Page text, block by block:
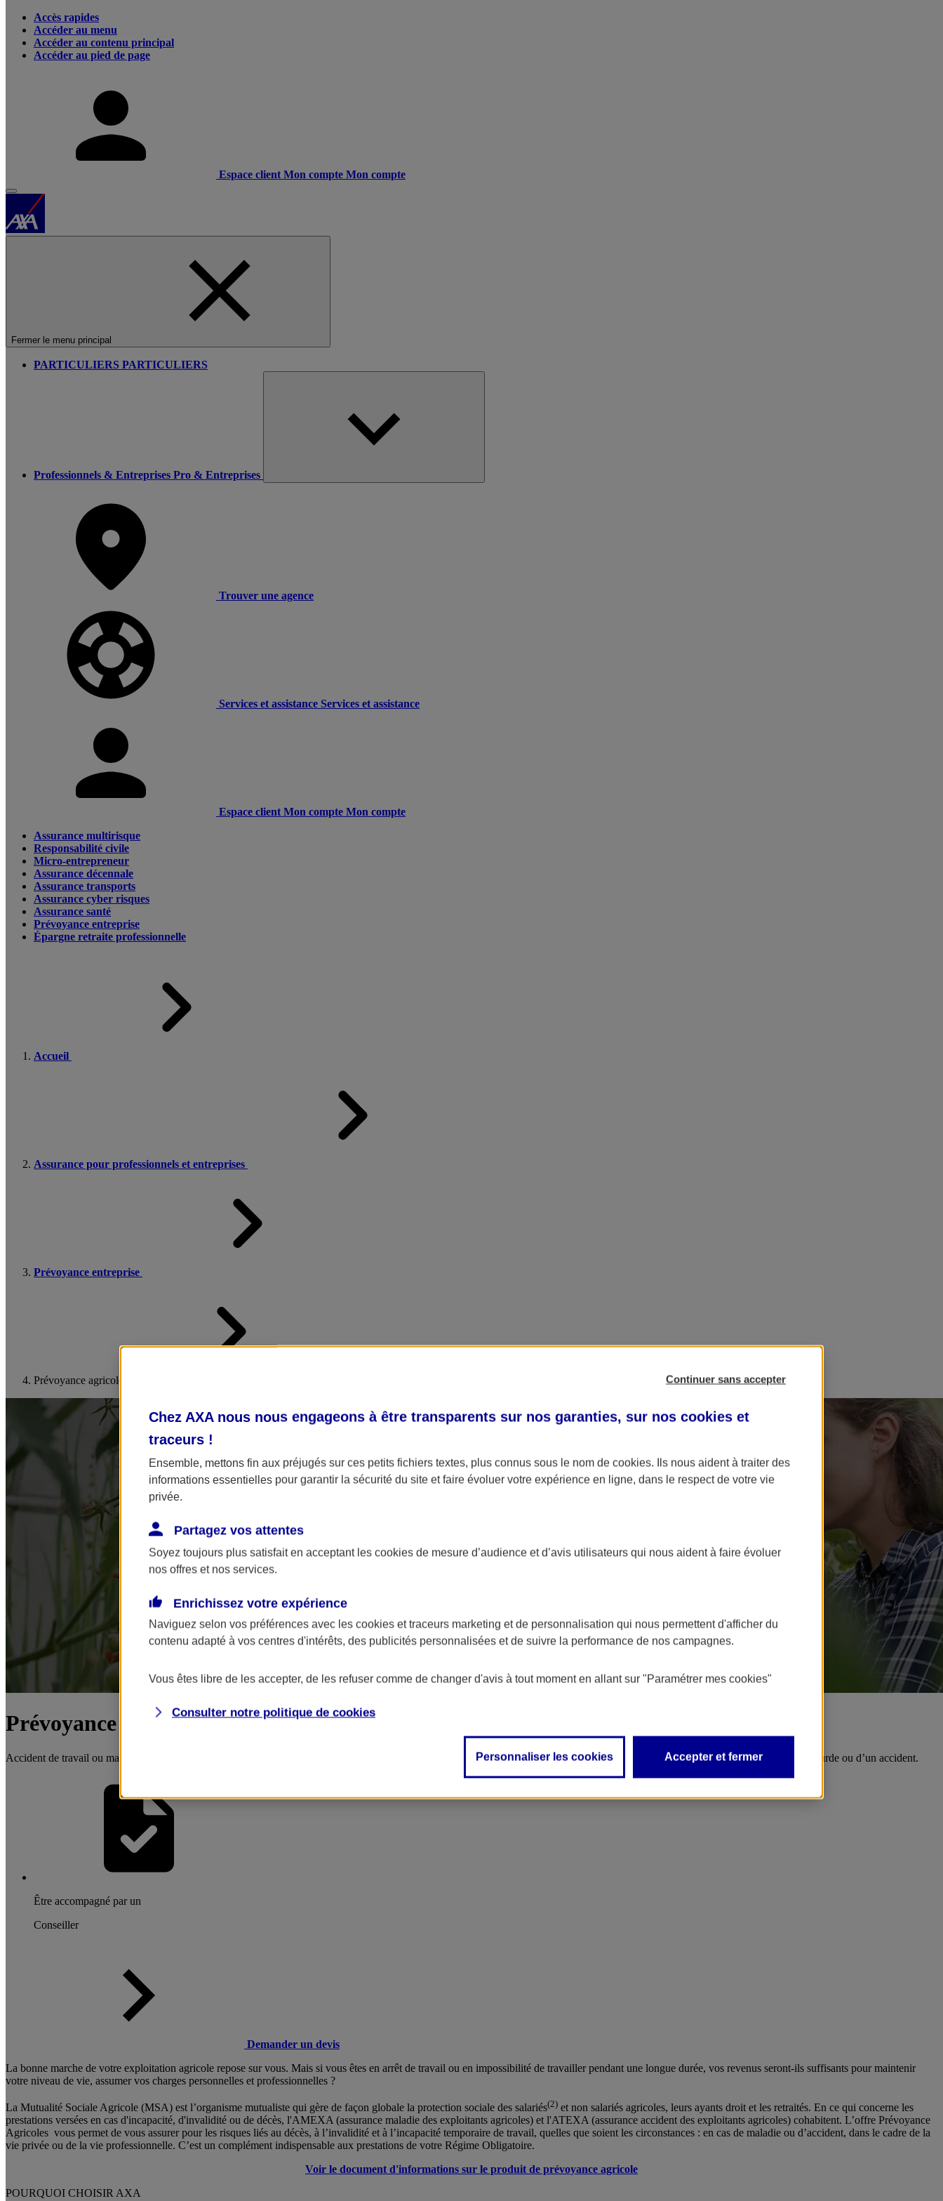
Accès rapides
Accéder au menu
Accéder au contenu principal
Accéder au pied de page
Espace client Mon compte Mon compte
Fermer le menu principal
PARTICULIERS PARTICULIERS
Professionnels & Entreprises Pro & Entreprises
Trouver une agence
Services et assistance Services et assistance
Espace client Mon compte Mon compte
Assurance multirisque
Responsabilité civile
Micro-entrepreneur
Assurance décennale
Assurance transports
Assurance cyber risques
Assurance santé
Prévoyance entreprise
Épargne retraite professionnelle
Accueil
Assurance pour professionnels et entreprises
Prévoyance entreprise
Prévoyance agricole
Prévoyance agricole
Accident de travail ou maladie peuvent remettre en cause l'organisation et l'équilibre financier de votre exploitation agricole et le budget de votre famille. Protégez-vous d’une maladie lourde ou d’un accident.
Être accompagné par un
Conseiller
Demander un devis
La bonne marche de votre exploitation agricole repose sur vous. Mais si vous êtes en arrêt de travail ou en impossibilité de travailler pendant une longue durée, vos revenus seront-ils suffisants pour maintenir
votre niveau de vie, assumer vos charges personnelles et professionnelles ?
La Mutualité Sociale Agricole (MSA) est l’organisme mutualiste qui gère de façon globale la protection sociale des salariés(2) et non salariés agricoles, leurs ayants droit et les retraités. En ce qui concerne les
prestations versées en cas d'incapacité, d'invalidité ou de décès, l'AMEXA (assurance maladie des exploitants agricoles) et l'ATEXA (assurance accident des exploitants agricoles) cohabitent. L’offre Prévoyance
Agricoles vous permet de vous assurer pour les risques liés au décès, à l’invalidité et à l’incapacité temporaire de travail, quelles que soient les circonstances : en cas de maladie ou d’accident, dans le cadre de la
vie privée ou de la vie professionnelle. C’est un complément indispensable aux prestations de votre Régime Obligatoire.
Voir le document d'informations sur le produit de prévoyance agricole
POURQUOI CHOISIR AXA
Continuer sans accepter
Chez AXA nous nous engageons à être transparents sur nos garanties, sur nos cookies et
traceurs !
Ensemble, mettons fin aux préjugés sur ces petits fichiers textes, plus connus sous le nom de cookies. Ils nous aident à traiter des
informations essentielles pour garantir la sécurité du site et faire évoluer votre expérience en ligne, dans le respect de votre vie
privée.
Partagez vos attentes
Soyez toujours plus satisfait en acceptant les cookies de mesure d’audience et d’avis utilisateurs qui nous aident à faire évoluer
nos offres et nos services.
Enrichissez votre expérience
Naviguez selon vos préférences avec les cookies et traceurs marketing et de personnalisation qui nous permettent d'afficher du
contenu adapté à vos centres d'intérêts, des publicités personnalisées et de suivre la performance de nos campagnes.
Vous êtes libre de les accepter, de les refuser comme de changer d'avis à tout moment en allant sur "Paramétrer mes cookies"
Consulter notre politique de cookies
Personnaliser les cookies Accepter et fermer